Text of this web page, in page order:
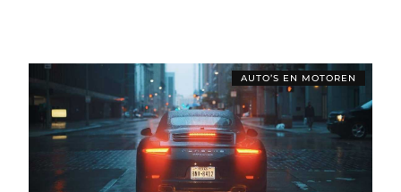
AUTO’S EN MOTOREN